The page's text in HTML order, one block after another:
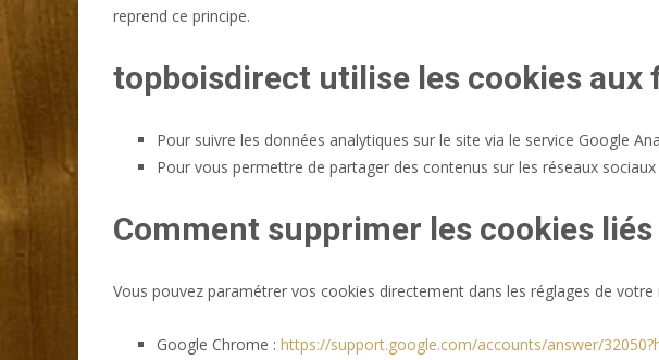
reprend ce principe.
topboisdirect utilise les cookies aux
Pour suivre les données analytiques sur le site via le service Google
Pour vous permettre de partager des contenus sur les réseaux
Comment supprimer les cookies
Vous pouvez paramétrer vos cookies directement dans les réglages de votre
Google Chrome : https://support.google.com/accounts/answer/